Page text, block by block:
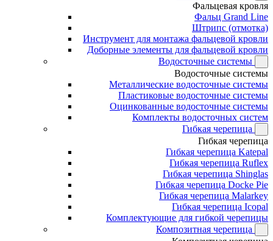
Фальцевая кровля
Фальц Grand Line
Штрипс (отмотка)
Инструмент для монтажа фальцевой кровли
Доборные элементы для фальцевой кровли
Водосточные системы
Водосточные системы
Металлические водосточные системы
Пластиковые водосточные системы
Оцинкованные водосточные системы
Комплекты водосточных систем
Гибкая черепица
Гибкая черепица
Гибкая черепица Katepal
Гибкая черепица Ruflex
Гибкая черепица Shinglas
Гибкая черепица Docke Pie
Гибкая черепица Malarkey
Гибкая черепица Icopal
Комплектующие для гибкой черепицы
Композитная черепица